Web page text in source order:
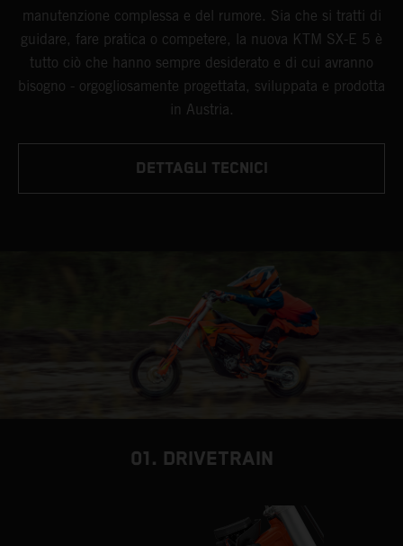
manutenzione complessa e del rumore. Sia che si tratti di
guidare, fare pratica o competere, la nuova KTM SX-E 5 è
tutto ciò che hanno sempre desiderato e di cui avranno
bisogno - orgogliosamente progettata, sviluppata e prodotta
in Austria.
DETTAGLI TECNICI
01. DRIVETRAIN